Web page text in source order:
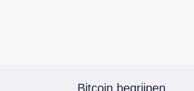
Bitcoin begrijpen